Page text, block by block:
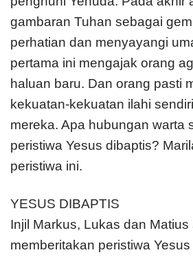
gambaran Tuhan sebagai
perhatian dan menyayangi
pertama ini mengajak orang
haluan baru. Dan orang pasti
kekuatan-kekuatan ilahi
mereka. Apa hubungan warta
peristiwa Yesus dibaptis?
peristiwa ini.
YESUS DIBAPTIS
Injil Markus, Lukas dan Matius
memberitakan peristiwa